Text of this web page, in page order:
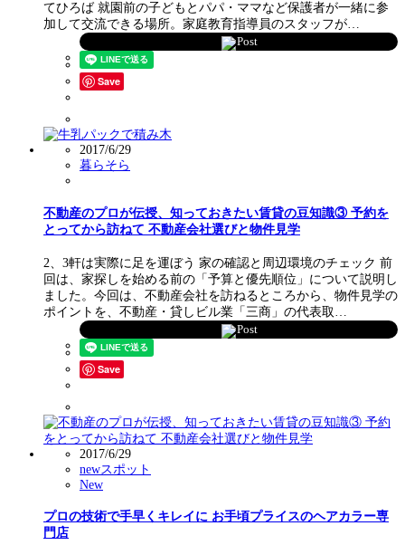
てひろば 就園前の子どもとパパ・ママなど保護者が一緒に参
加して交流できる場所。家庭教育指導員のスタッフが…
Post
Save
2017/6/29
暮らそら
不動産のプロが伝授、知っておきたい賃貸の豆知識③ 予約を
とってから訪ねて 不動産会社選びと物件見学
2、3軒は実際に足を運ぼう 家の確認と周辺環境のチェック 前
回は、家探しを始める前の「予算と優先順位」について説明し
ました。今回は、不動産会社を訪ねるところから、物件見学の
ポイントを、不動産・貸しビル業「三商」の代表取…
Post
Save
2017/6/29
newスポット
New
プロの技術で手早くキレイに お手頃プライスのヘアカラー専
門店